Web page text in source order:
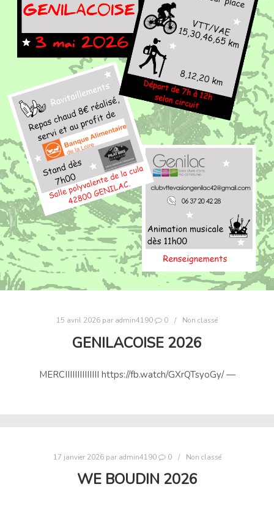
15 avril 2026 par admin4190 0 Non classé
GENILACOISE 2026
MERCIIIIIIIIIIIIII https://fb.watch/GXrQTsyoGy/ —
17 janvier 2026par admin4190 0 Non classé
WE BOUDIN 2026